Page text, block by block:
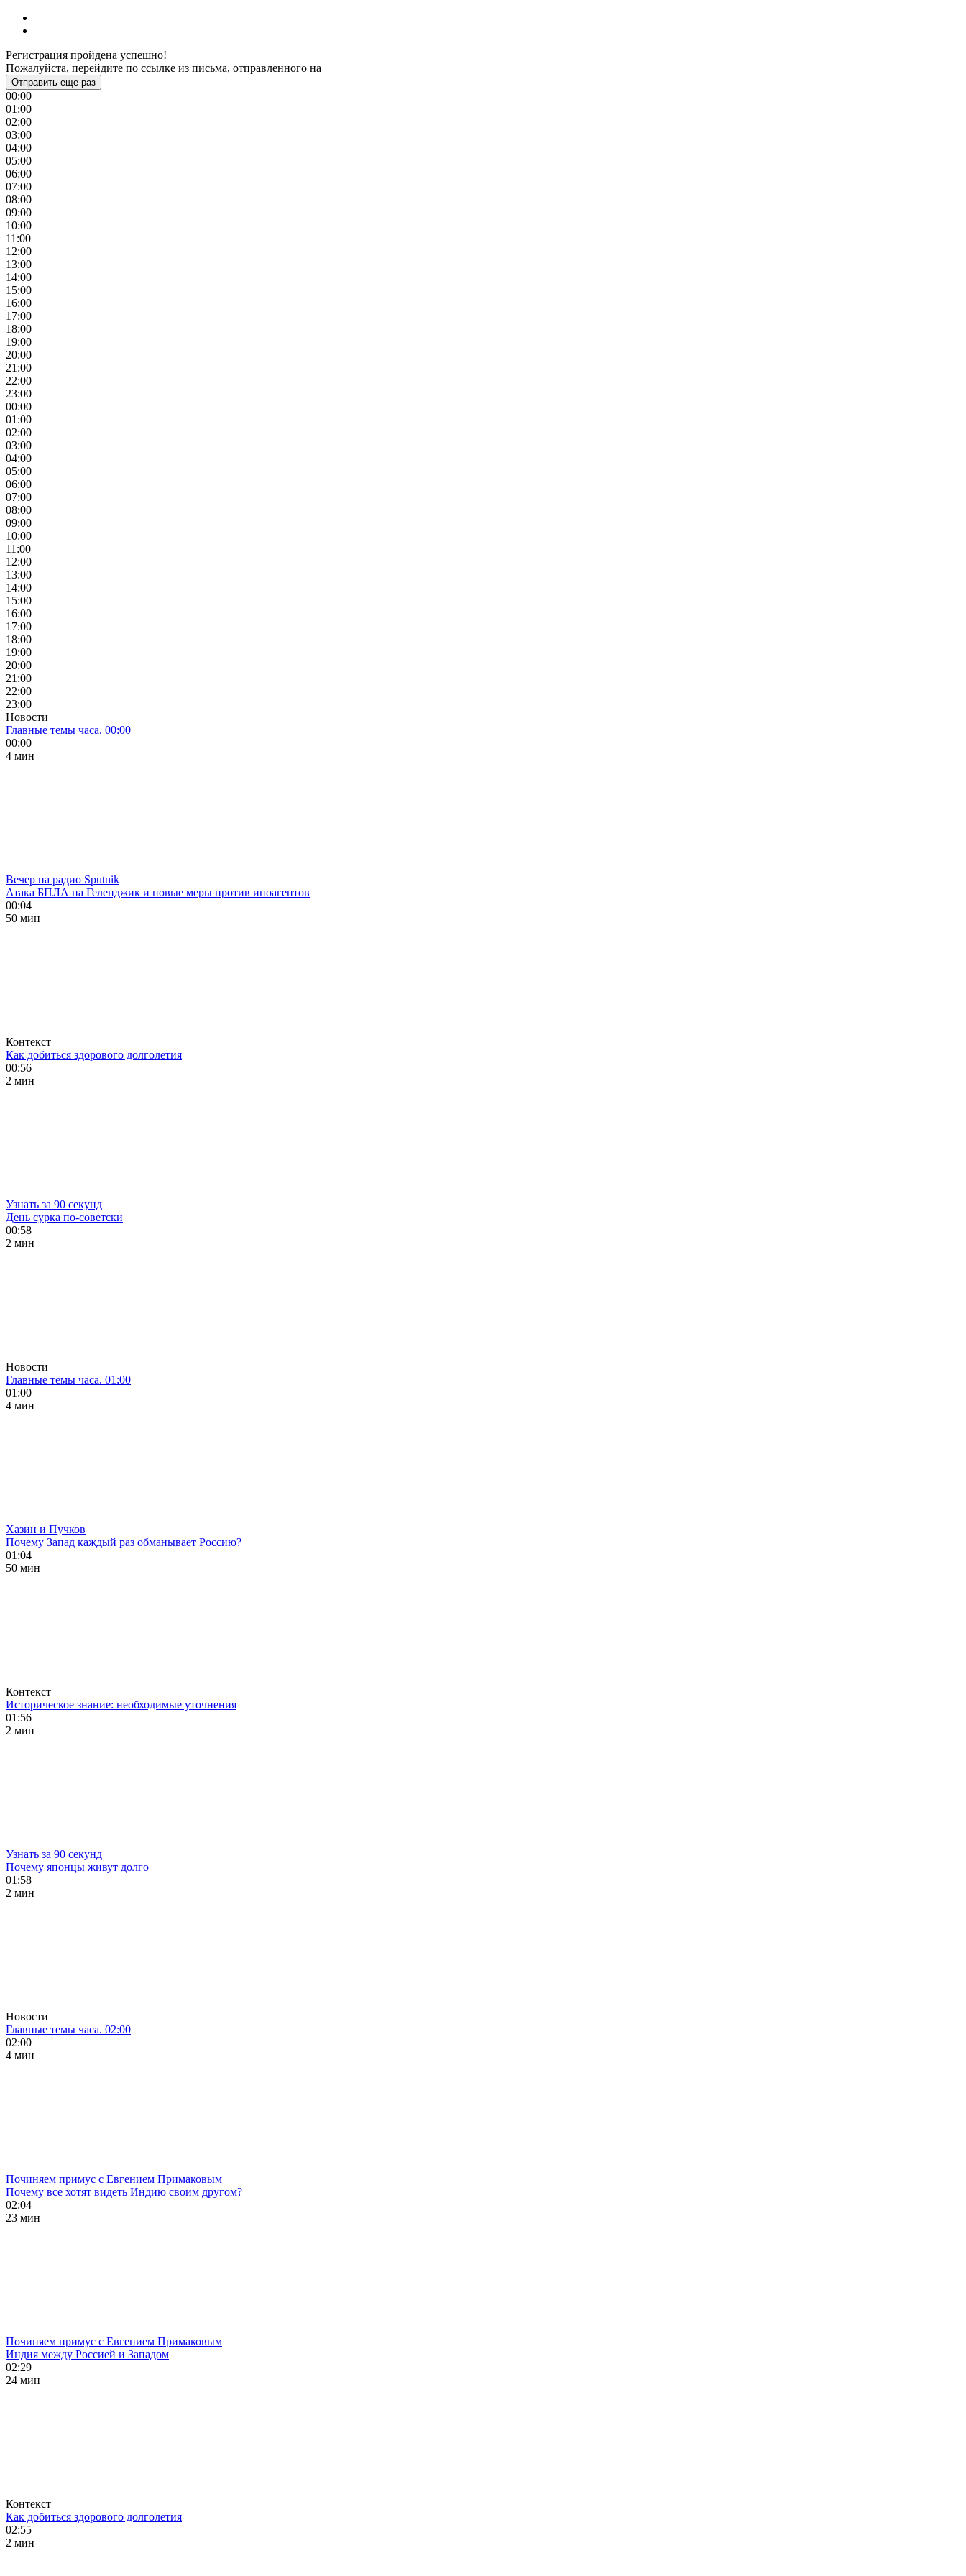
Регистрация пройдена успешно!
Пожалуйста, перейдите по ссылке из письма, отправленного на
Отправить еще раз
00:00
01:00
02:00
03:00
04:00
05:00
06:00
07:00
08:00
09:00
10:00
11:00
12:00
13:00
14:00
15:00
16:00
17:00
18:00
19:00
20:00
21:00
22:00
23:00
00:00
01:00
02:00
03:00
04:00
05:00
06:00
07:00
08:00
09:00
10:00
11:00
12:00
13:00
14:00
15:00
16:00
17:00
18:00
19:00
20:00
21:00
22:00
23:00
Новости
Главные темы часа. 00:00
00:00
4 мин
Вечер на радио Sputnik
Атака БПЛА на Геленджик и новые меры против иноагентов
00:04
50 мин
Контекст
Как добиться здорового долголетия
00:56
2 мин
Узнать за 90 секунд
День сурка по-советски
00:58
2 мин
Новости
Главные темы часа. 01:00
01:00
4 мин
Хазин и Пучков
Почему Запад каждый раз обманывает Россию?
01:04
50 мин
Контекст
Историческое знание: необходимые уточнения
01:56
2 мин
Узнать за 90 секунд
Почему японцы живут долго
01:58
2 мин
Новости
Главные темы часа. 02:00
02:00
4 мин
Починяем примус с Евгением Примаковым
Почему все хотят видеть Индию своим другом?
02:04
23 мин
Починяем примус с Евгением Примаковым
Индия между Россией и Западом
02:29
24 мин
Контекст
Как добиться здорового долголетия
02:55
2 мин